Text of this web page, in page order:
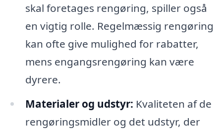
skal foretages rengøring, spiller også
en vigtig rolle. Regelmæssig rengøring
kan ofte give mulighed for rabatter,
mens engangsrengøring kan være
dyrere.
Materialer og udstyr: Kvaliteten af de
rengøringsmidler og det udstyr, der